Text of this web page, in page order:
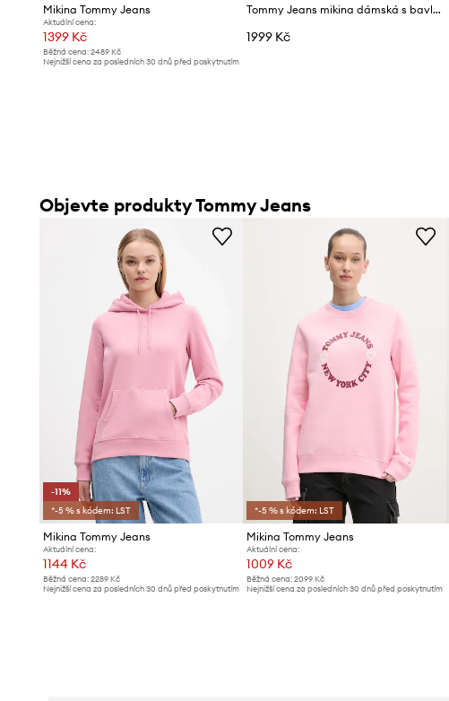
Mikina Tommy Jeans
Aktuální cena:
1399 Kč
Běžná cena: 2489 Kč
Nejnižší cena za posledních 30 dnů před poskytnutím
Tommy Jeans mikina dámská s bavlnou
1999 Kč
Objevte produkty Tommy Jeans
-11%
*-5 % s kódem: LST
Mikina Tommy Jeans
Aktuální cena:
1144 Kč
Běžná cena: 2289 Kč
Nejnižší cena za posledních 30 dnů před poskytnutím
*-5 % s kódem: LST
Mikina Tommy Jeans
Aktuální cena:
1009 Kč
Běžná cena:2099 Kč
Nejnižší cena za posledních 30 dnů před poskytnutím